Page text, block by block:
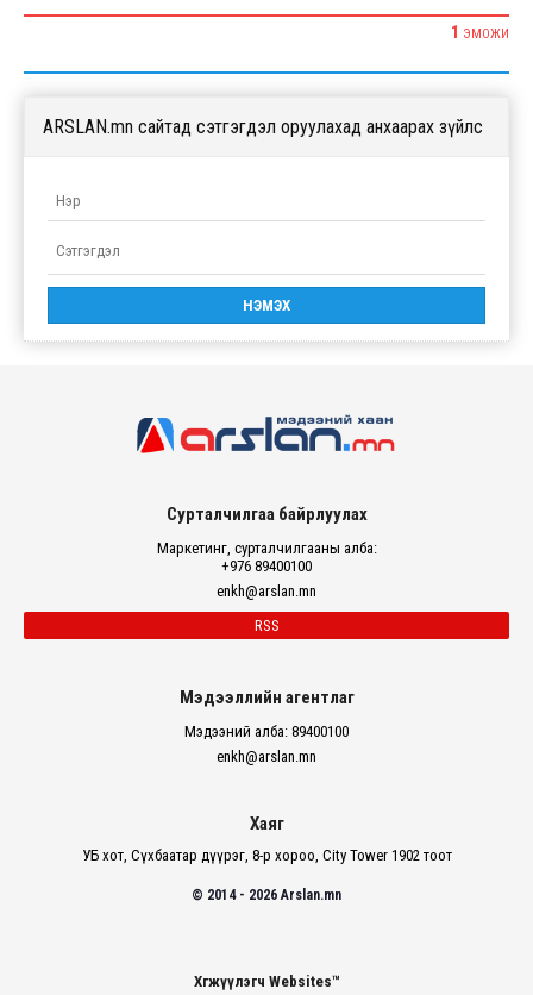
1 ЭМОЖИ
ARSLAN.mn сайтад сэтгэгдэл оруулахад анхаарах зүйлс
Сурталчилгаа байрлуулах
Маркетинг, сурталчилгааны алба:
+976 89400100
enkh@arslan.mn
RSS
Мэдээллийн агентлаг
Мэдээний алба: 89400100
enkh@arslan.mn
Хаяг
УБ хот, Сүхбаатар дүүрэг, 8-р хороо, City Tower 1902 тоот
© 2014 - 2026 Arslan.mn
Хөгжүүлэгч Websites™